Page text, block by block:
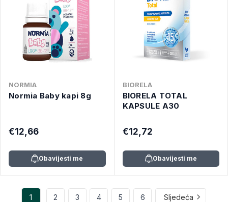
NORMIA
Normia Baby kapi 8g
€12,66
Obavijesti me
BIORELA
BIORELA TOTAL
KAPSULE A30
€12,72
Obavijesti me
1 2 3 4 5 6 Sljedeća